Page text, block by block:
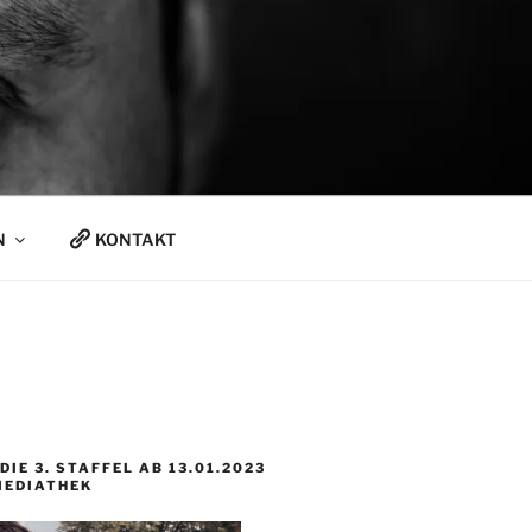
KONTAKT
3. STAFFEL AB 13.01.2023